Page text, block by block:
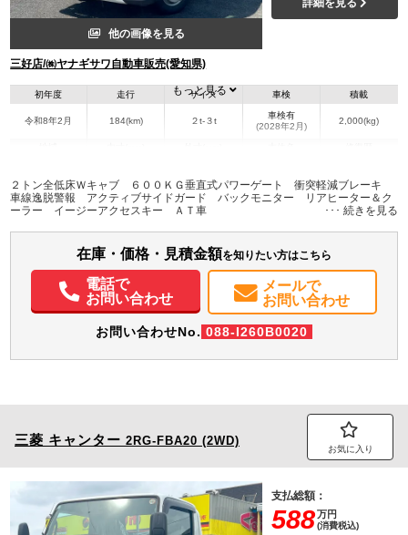
他の画像を見る
三好店/㈱ヤナギサワ自動車販売(愛知県)
詳細を見る
初年度
令和8年2月
走行
184(km)
サイズ
２t-３t
車検
車検有
(2028年2月)
積載
2,000(kg)
愛知県
W:1,690
H:1,970
パワステ パワーウィンドウ ABS エアバッグ
集中ドアロック
電動格納ミラー
ETC バックモニター
取扱説明書（一部含む）
メンテナンスノート（保証書）
もっと見る
２トン全低床Ｗキャブ ６００ＫＧ垂直式パワーゲート 衝突軽減ブレーキ
車線逸脱警報 アクティブサイドガード バックモニター リアヒーター＆ク
ーラー イージーアクセスキー ＡＴ車
在庫・価格・見積金額を知りたい方はこちら
電話で
お問い合わせ
メールで
お問い合わせ
お問い合わせNo. 088-I260B0020
三菱 キャンター 2RG-FBA20 (2WD)
お気に入り
支払総額：
588万円
(消費税込)